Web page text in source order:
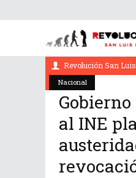
Nacional
enero 13, 2022
Revolución San
al INE